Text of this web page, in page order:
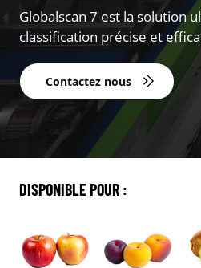
Globalscan 7 est la solution
classification précise et
Contactez nous
DISPONIBLE POUR :